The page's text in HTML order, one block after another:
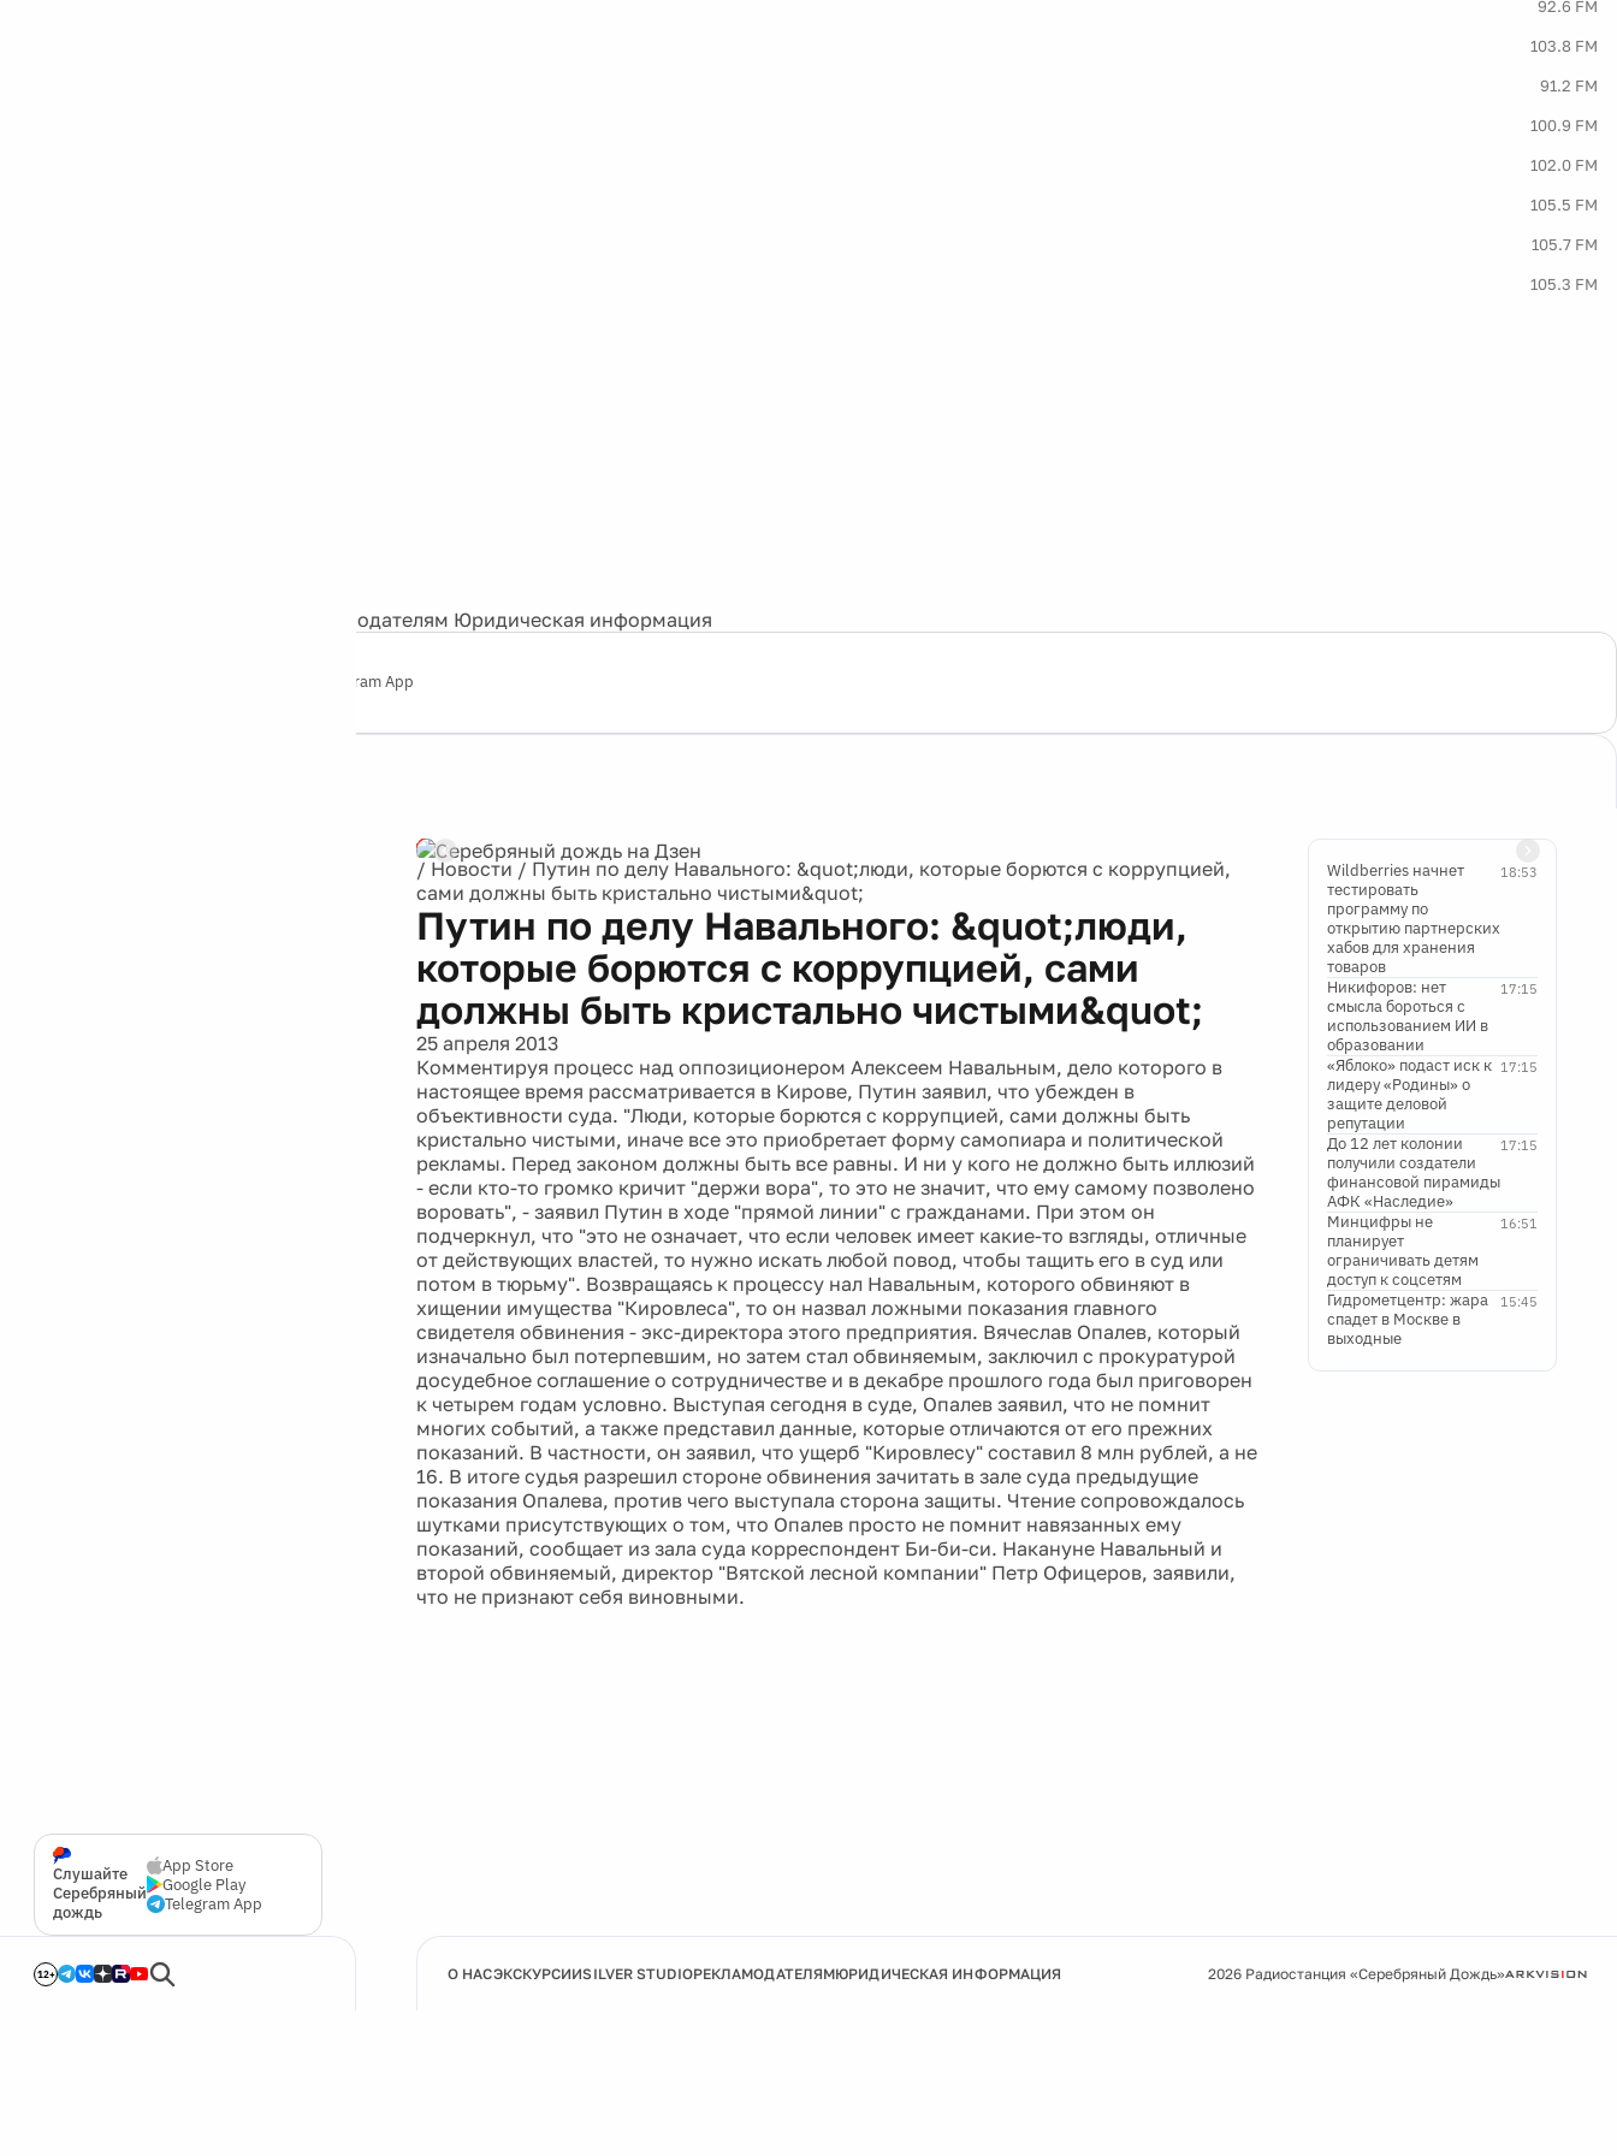
92.6 FM
103.8 FM
91.2 FM
100.9 FM
102.0 FM
105.5 FM
105.7 FM
105.3 FM
Рекламодателям Юридическая информация
Telegram App
Слушайте
Серебряный
дождь
App Store
Google Play
Telegram App
12+
/ Новости / Путин по делу Навального: &quot;люди, которые борются с коррупцией,
сами должны быть кристально чистыми&quot;
Путин по делу Навального: &quot;люди,
которые борются с коррупцией, сами
должны быть кристально чистыми&quot;
25 апреля 2013
Комментируя процесс над оппозиционером Алексеем Навальным, дело которого в
настоящее время рассматривается в Кирове, Путин заявил, что убежден в
объективности суда. "Люди, которые борются с коррупцией, сами должны быть
кристально чистыми, иначе все это приобретает форму самопиара и политической
рекламы. Перед законом должны быть все равны. И ни у кого не должно быть иллюзий
- если кто-то громко кричит "держи вора", то это не значит, что ему самому позволено
воровать", - заявил Путин в ходе "прямой линии" с гражданами. При этом он
подчеркнул, что "это не означает, что если человек имеет какие-то взгляды, отличные
от действующих властей, то нужно искать любой повод, чтобы тащить его в суд или
потом в тюрьму". Возвращаясь к процессу нал Навальным, которого обвиняют в
хищении имущества "Кировлеса", то он назвал ложными показания главного
свидетеля обвинения - экс-директора этого предприятия. Вячеслав Опалев, который
изначально был потерпевшим, но затем стал обвиняемым, заключил с прокуратурой
досудебное соглашение о сотрудничестве и в декабре прошлого года был приговорен
к четырем годам условно. Выступая сегодня в суде, Опалев заявил, что не помнит
многих событий, а также представил данные, которые отличаются от его прежних
показаний. В частности, он заявил, что ущерб "Кировлесу" составил 8 млн рублей, а не
16. В итоге судья разрешил стороне обвинения зачитать в зале суда предыдущие
показания Опалева, против чего выступала сторона защиты. Чтение сопровождалось
шутками присутствующих о том, что Опалев просто не помнит навязанных ему
показаний, сообщает из зала суда корреспондент Би-би-си. Накануне Навальный и
второй обвиняемый, директор "Вятской лесной компании" Петр Офицеров, заявили,
что не признают себя виновными.
18:53
Wildberries начнет
тестировать
программу по
открытию партнерских
хабов для хранения
товаров
17:15
Никифоров: нет
смысла бороться с
использованием ИИ в
образовании
17:15
«Яблоко» подаст иск к
лидеру «Родины» о
защите деловой
репутации
17:15
До 12 лет колонии
получили создатели
финансовой пирамиды
АФК «Наследие»
16:51
Минцифры не
планирует
ограничивать детям
доступ к соцсетям
15:45
Гидрометцентр: жара
спадет в Москве в
выходные
О НАСЭКСКУРСИИSILVER STUDIOРЕКЛАМОДАТЕЛЯМЮРИДИЧЕСКАЯ ИНФОРМАЦИЯ 2026 Радиостанция «Серебряный Дождь»